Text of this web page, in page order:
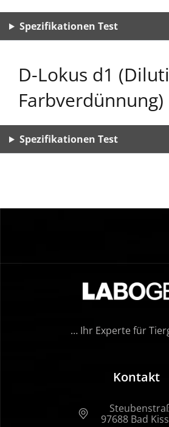
Spezifikationen Test
D-Lokus d1
Farbverdünnung)
Spezifikationen Test
… Ihr Experte für
Kontakt
97688 Bad